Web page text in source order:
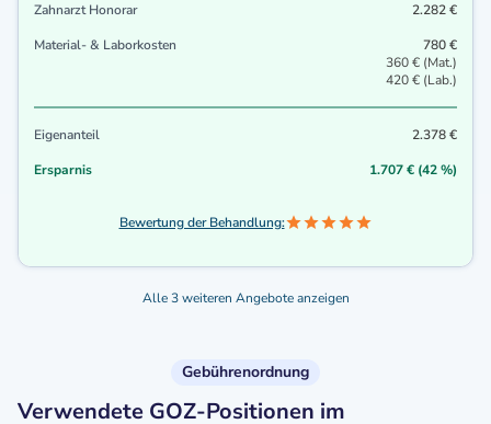
Zahnarzt Honorar
2.282 €
Material- & Laborkosten
780 €
360 € (Mat.)
420 € (Lab.)
Eigenanteil
2.378 €
Ersparnis
1.707 € (42 %)
Bewertung der Behandlung:
Alle 3 weiteren Angebote anzeigen
Gebührenordnung
Verwendete GOZ-Positionen im